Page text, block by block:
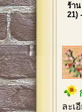
ร้า
21)
ละเ